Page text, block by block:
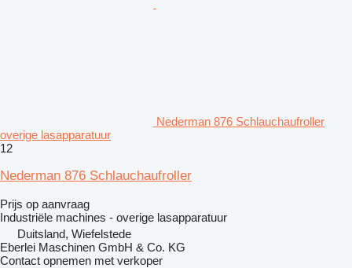
Nederman 876 Schlauchaufroller
overige lasapparatuur
12
Nederman 876 Schlauchaufroller
Prijs op aanvraag
Industriële machines - overige lasapparatuur
Duitsland, Wiefelstede
Eberlei Maschinen GmbH & Co. KG
Contact opnemen met verkoper